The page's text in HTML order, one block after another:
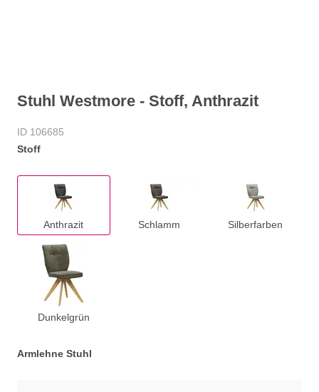
Stuhl Westmore - Stoff, Anthrazit
ID 106685
Stoff
Anthrazit Schlamm Silberfarben
Dunkelgrün
Armlehne Stuhl